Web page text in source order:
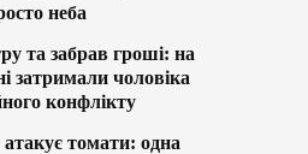
неба
та забрав гроші: на
затримали чоловіка
конфлікту
томати: одна